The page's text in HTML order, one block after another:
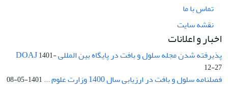
تماس با ما
نقشه سایت
اخبار و اعلانات
پذیرفته شدن مجله سلول و بافت در پایگاه بین المللی DOAJ1401-
12-27
فصلنامه سلول و بافت در ارزیابی سال 1400 وزارت علوم ... 1401-05-08